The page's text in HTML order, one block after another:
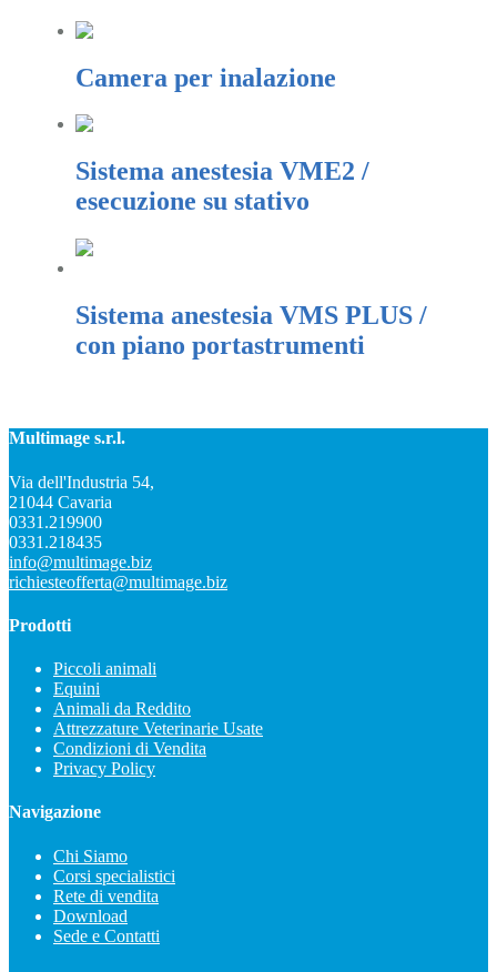
Camera per inalazione
Sistema anestesia VME2 /
esecuzione su stativo
Sistema anestesia VMS PLUS /
con piano portastrumenti
Multimage s.r.l.
Via dell'Industria 54,
21044 Cavaria
0331.219900
0331.218435
info@multimage.biz
richiesteofferta@multimage.biz
Prodotti
Piccoli animali
Equini
Animali da Reddito
Attrezzature Veterinarie Usate
Condizioni di Vendita
Privacy Policy
Navigazione
Chi Siamo
Corsi specialistici
Rete di vendita
Download
Sede e Contatti